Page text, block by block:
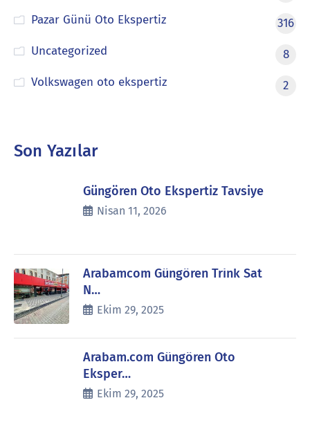
Pazar Günü Oto Ekspertiz
316
Uncategorized
8
Volkswagen oto ekspertiz
2
Son Yazılar
Güngören Oto Ekspertiz Tavsiye
Nisan 11, 2026
Arabamcom Güngören Trink Sat
N…
Ekim 29, 2025
Arabam.com Güngören Oto
Eksper…
Ekim 29, 2025